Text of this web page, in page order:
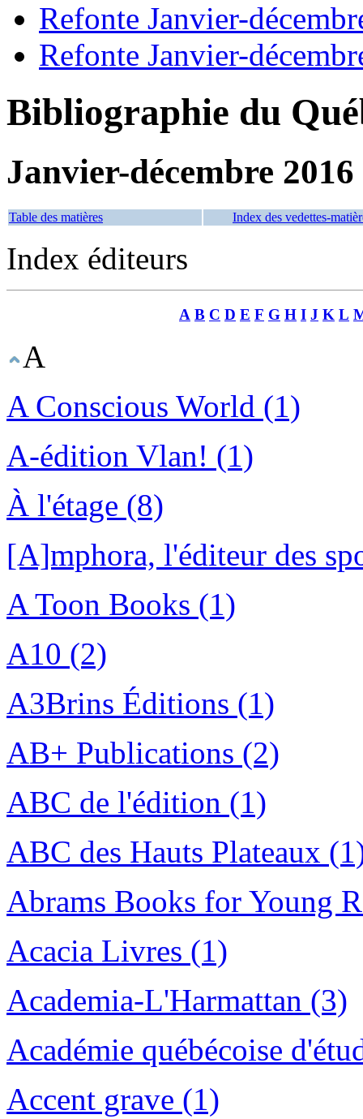
Refonte Janvier-
Refonte Janvier-
Bibliographie du
Janvier-décembre 2016
Table des matières Index des vedettes-
Index éditeurs
A B C D E F G H I J K L
A
A Conscious World (1)
A-édition Vlan! (1)
À l'étage (8)
[A]mphora, l'éditeur des
A Toon Books (1)
A10 (2)
A3Brins Éditions (1)
AB+ Publications (2)
ABC de l'édition (1)
ABC des Hauts Plateaux
Abrams Books for Young
Acacia Livres (1)
Academia-L'Harmattan (3)
Académie québécoise
Accent grave (1)